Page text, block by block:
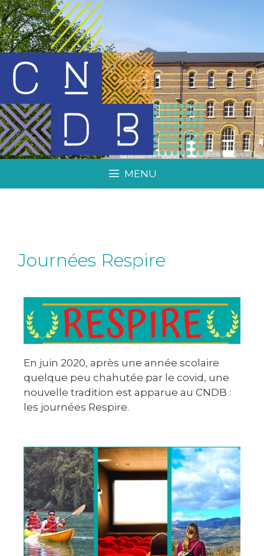
MENU
Journées Respire
En juin 2020, après une année scolaire
quelque peu chahutée par le covid, une
nouvelle tradition est apparue au CNDB :
les journées Respire.